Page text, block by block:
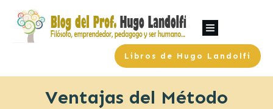
Libros de Hugo Landolfi
Ventajas del Método